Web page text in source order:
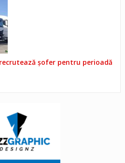
recrutează șofer pentru perioadă